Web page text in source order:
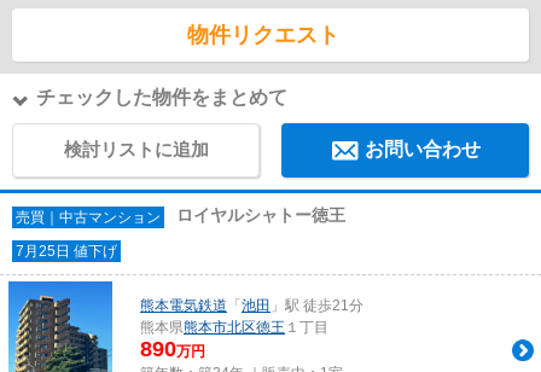
物件リクエスト
チェックした物件をまとめて
検討リストに追加 お問い合わせ
売買｜中古マンション ロイヤルシャトー徳王
7月25日 値下げ
熊本電気鉄道 「 池田 」駅 徒歩21分
熊本県熊本市北区徳王 １丁目
890万円